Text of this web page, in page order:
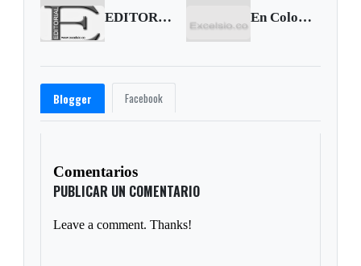
EDITORIAL | Putin quiere incendiar a Europa En Colombia hay más de 67 mil personas desaparecidas
Blogger Facebook
Comentarios
PUBLICAR UN COMENTARIO
Leave a comment. Thanks!